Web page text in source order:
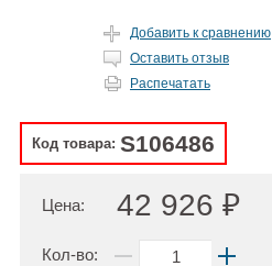
Добавить к сравнению
Оставить отзыв
Распечатать
Код товара: S106486
Цена: 42 926 ₽
Кол-во: